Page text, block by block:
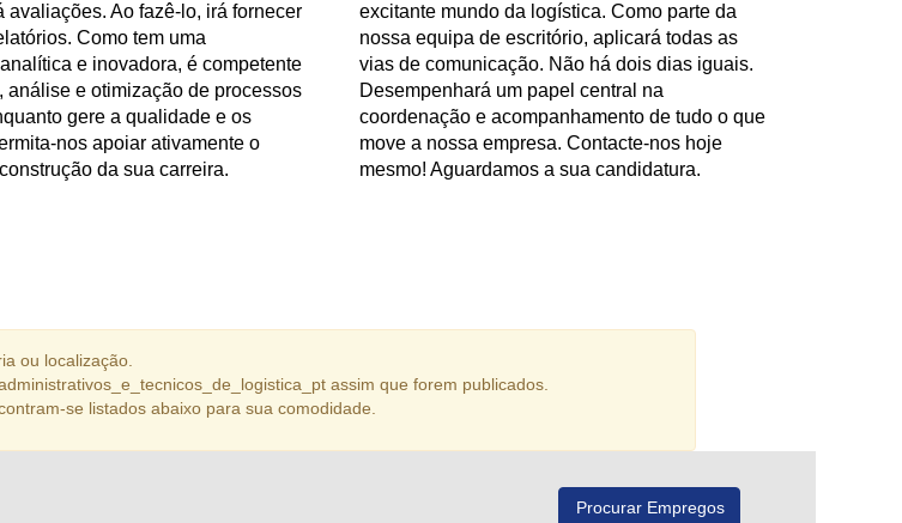
avaliações. Ao fazê-lo, irá fornecer
Como tem uma
e inovadora, é competente
análise e otimização de processos
gere a qualidade e os
nos apoiar ativamente o
da sua carreira.
excitante mundo da logística. Como parte da
nossa equipa de escritório, aplicará todas as
vias de comunicação. Não há dois dias iguais.
Desempenhará um papel central na
coordenação e acompanhamento de tudo o que
move a nossa empresa. Contacte-nos hoje
mesmo! Aguardamos a sua candidatura.
ou localização.
assim que forem publicados.
se listados abaixo para sua comodidade.